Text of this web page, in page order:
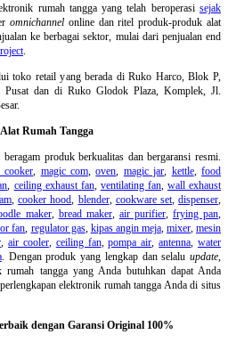
rumah tanggayang telah beroperasisejak
omnichannel online dan ritel produk-produk alat
ke berbagai sektor, mulai dari penjualan end
.
toko retail yang berada di Ruko Harco, Blok P,
Pusat dan di Ruko Glodok Plaza, Komplek, Jl.
Rumah Tangga
produk berkualitas dan bergaransi resmi.
cooker, magic com,oven, magic jar, kettle,food
, ceiling exhaust fan, ventilating fan, wall exhaust
,cooker hood, blender, cookware set,dispenser,
maker, bread maker, air purifier, frying pan,
fan, regulator gas, kipas angin meja, mixer,mesin
,air cooler, ceiling fan,pompa air,antenna,water
. Dengan produk yang lengkap dan selalu update,
rumah tangga yang Anda butuhkan dapat Anda
perlengkapan elektronik rumah tangga Anda di situs
dengan Garansi Original 100%